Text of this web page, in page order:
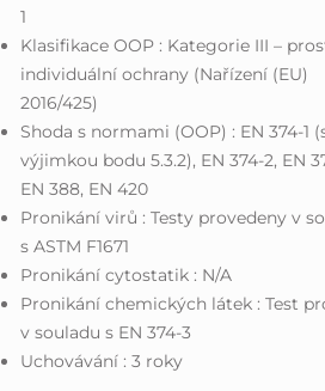
1
Klasifikace OOP : Kategorie III –
individuální ochrany (Nařízení (EU)
2016/425)
Shoda s normami (OOP) : EN 374-1
výjimkou bodu 5.3.2), EN 374-2, EN
EN 388, EN 420
Pronikání virů : Testy provedeny v
s ASTM F1671
Pronikání cytostatik : N/A
Pronikání chemických látek : Test
v souladu s EN 374-3
Uchovávání : 3 roky